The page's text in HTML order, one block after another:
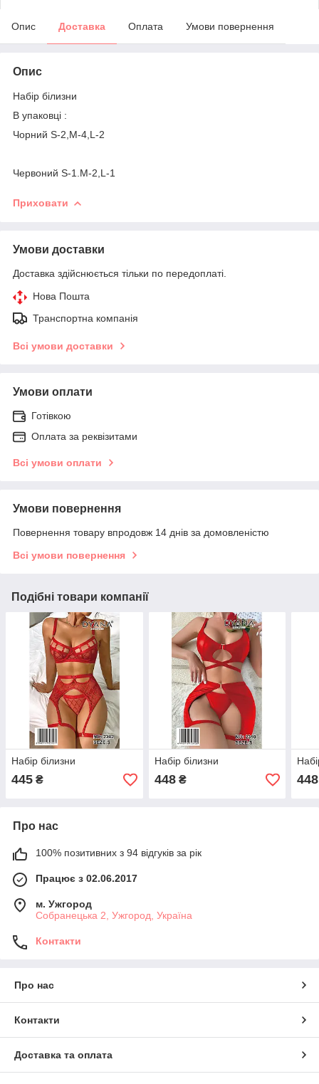
Опис Доставка Оплата Умови повернення
Опис
Набір білизни
В упаковці :
Чорний S-2,M-4,L-2
Червоний S-1.M-2,L-1
Приховати
Умови доставки
Доставка здійснюється тільки по передоплаті.
Нова Пошта
Транспортна компанія
Всі умови доставки
Умови оплати
Готівкою
Оплата за реквізитами
Всі умови оплати
Умови повернення
Повернення товару впродовж 14 днів за домовленістю
Всі умови повернення
Подібні товари компанії
Набір білизни
445 ₴
Набір білизни
448₴ 448
Про нас
100% позитивних з 94 відгуків за рік
Працює з 02.06.2017
м. Ужгород
Собранецька 2, Ужгород, Україна
Контакти
Про нас
Контакти
Доставка та оплата